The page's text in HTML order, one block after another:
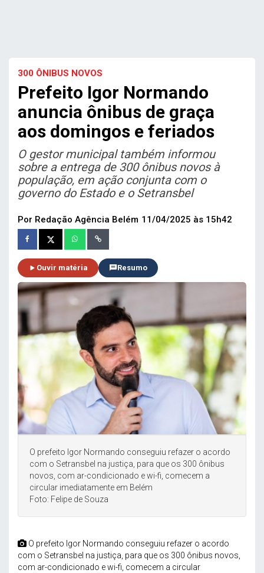
300 ÔNIBUS NOVOS
Prefeito Igor Normando
anuncia ônibus de graça
aos domingos e feriados
O gestor municipal também informou
sobre a entrega de 300 ônibus novos à
população, em ação conjunta com o
governo do Estado e o Setransbel
Por Redação Agência Belém 11/04/2025 às 15h42
Ouvir matéria Resumo
O prefeito Igor Normando conseguiu refazer o acordo
com o Setransbel na justiça, para que os 300 ônibus
novos, com ar-condicionado e wi-fi, comecem a
circular imediatamente em Belém
Foto: Felipe de Souza
O prefeito Igor Normando conseguiu refazer o acordo
com o Setransbel na justiça, para que os 300 ônibus novos,
com ar-condicionado e wi-fi, comecem a circular